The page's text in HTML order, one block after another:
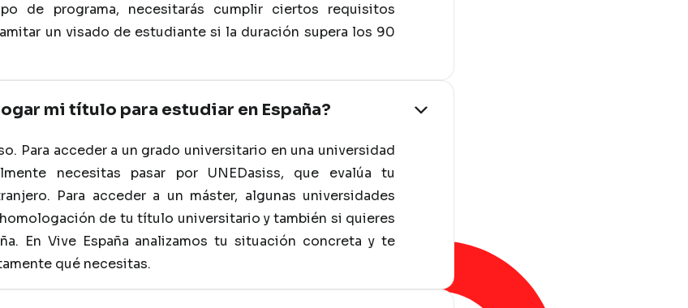
de programa, necesitarás cumplir ciertos requisitos
un visado de estudiante si la duración supera los 90
mi título para estudiar en España?
Para acceder a un grado universitario en una universidad
necesitas pasar por UNEDasiss, que evalúa tu
Para acceder a un máster, algunas universidades
de tu título universitario y también si quieres
En Vive España analizamos tu situación concreta y te
qué necesitas.